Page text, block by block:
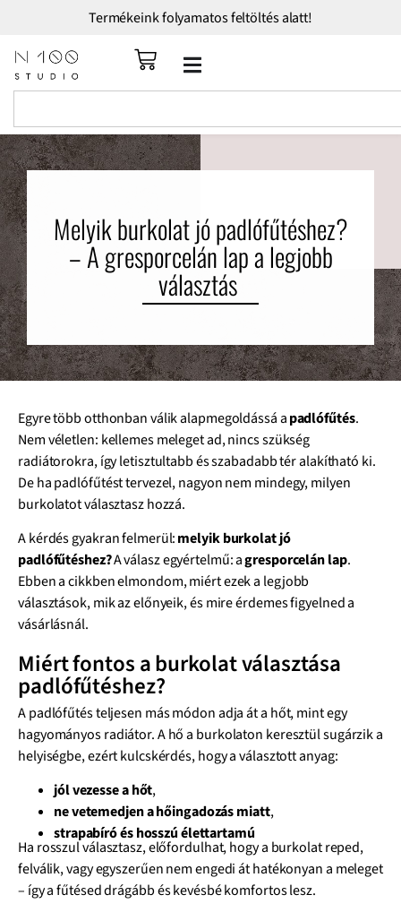
Termékeink folyamatos feltöltés alatt!
Melyik burkolat jó padlófűtéshez?
– A gresporcelán lap a legjobb
választás
Egyre több otthonban válik alapmegoldássá apadlófűtés.
Nem véletlen: kellemes meleget ad, nincs szükség
radiátorokra, így letisztultabb és szabadabb tér alakítható ki.
De ha padlófűtést tervezel, nagyon nem mindegy, milyen
burkolatot választasz hozzá.
A kérdés gyakran felmerül:melyik burkolat jó
padlófűtéshez?A válasz egyértelmű: agresporcelán lap.
Ebben a cikkben elmondom, miért ezek a legjobb
választások, mik az előnyeik, és mire érdemes figyelned a
vásárlásnál.
Miért fontos a burkolat választása
padlófűtéshez?
A padlófűtés teljesen más módon adja át a hőt, mint egy
hagyományos radiátor. A hő a burkolaton keresztül sugárzik a
helyiségbe, ezért kulcskérdés, hogy a választott anyag:
jól vezesse a hőt,
ne vetemedjen a hőingadozás miatt,
strapabíró és hosszú élettartamú
Ha rosszul választasz, előfordulhat, hogy a burkolat reped,
felválik, vagy egyszerűen nem engedi át hatékonyan a meleget
– így a fűtésed drágább és kevésbé komfortos lesz.